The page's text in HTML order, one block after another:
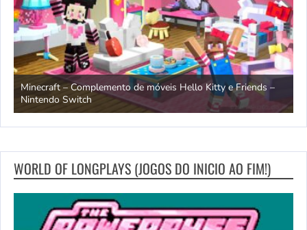
Minecraft – Complemento de móveis Hello Kitty e Friends –
Nintendo Switch
WORLD OF LONGPLAYS (JOGOS DO INICIO AO FIM!)